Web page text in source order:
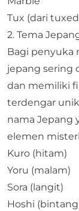
Tux (dari
2. Tema
Bagi penyuka
jepang sering
dan memiliki
terdengar
nama Jepang
elemen
Kuro (hitam)
Yoru (malam)
Sora (langit)
Hoshi